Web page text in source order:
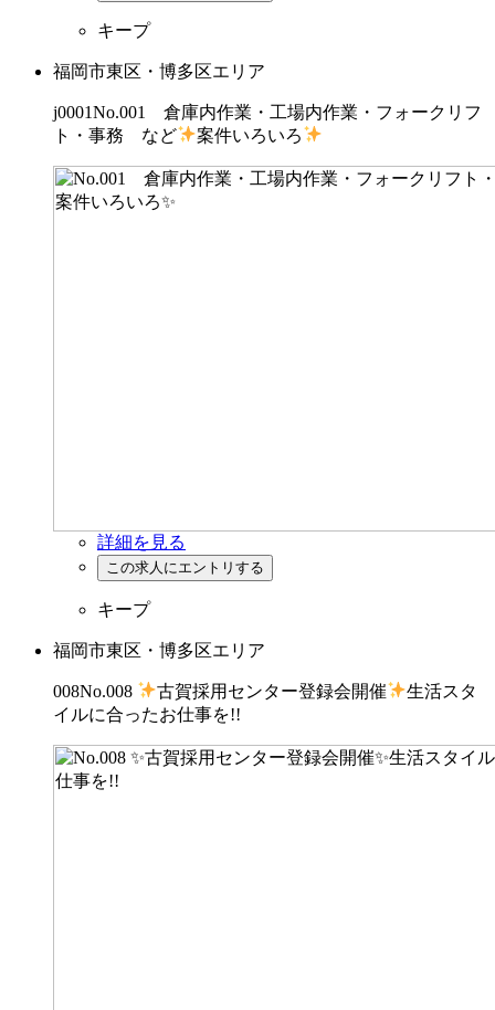
キープ
福岡市東区・博多区エリア
j0001No.001 倉庫内作業・工場内作業・フォークリフ
ト・事務 など
案件いろいろ
詳細を見る
キープ
福岡市東区・博多区エリア
008No.008 古賀採用センター登録会開催
生活スタ
イルに合ったお仕事を!!